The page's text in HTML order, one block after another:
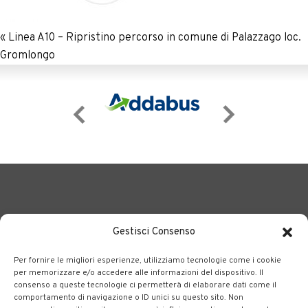
Gestisci Consenso
Per fornire le migliori esperienze, utilizziamo tecnologie come i cookie
per memorizzare e/o accedere alle informazioni del dispositivo. Il
consenso a queste tecnologie ci permetterà di elaborare dati come il
comportamento di navigazione o ID unici su questo sito. Non
« Linea A10 – Ripristino percorso in comune di Palazzago loc.
Gromlongo
BERGAMO TRASPORTI portale delle tre società Consortili
dedite al trasporto pubblico locale su tutto il territorio
bergamasco.